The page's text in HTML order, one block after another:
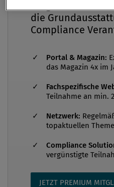
Diskriminierung die Rede
unterschieden werden. In
Belästigung. Ganz gleich,
sich ein Vorfall ereignet,
die
Compliance
Portal & Magazin:
das Magazin 4x im
Fachspezifische
Teilnahme an min.
Netzwerk:
topaktuellen
Compliance
vergünstigte
JETZT PREMIUM